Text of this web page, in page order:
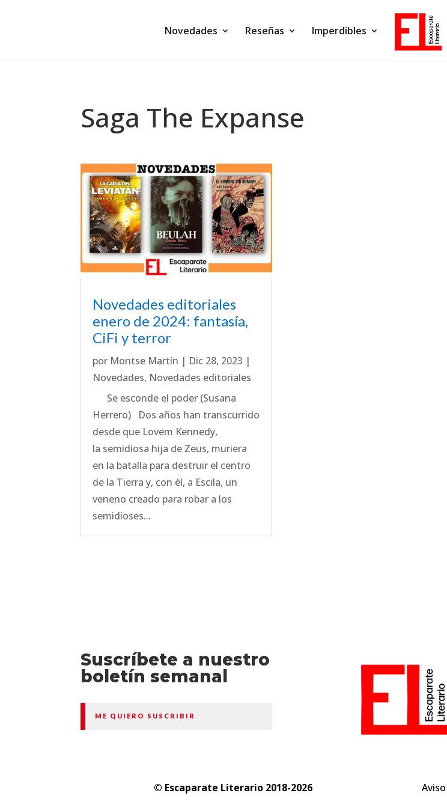
Novedades Reseñas Imperdibles
Saga The Expanse
Novedades editoriales
enero de 2024: fantasía,
CiFi y terror
por Montse Martín | Dic 28, 2023 |
Novedades, Novedades editoriales
Se esconde el poder (Susana
Herrero) Dos años han transcurrido
desde que Lovem Kennedy,
la semidiosa hija de Zeus, muriera
en la batalla para destruir el centro
de la Tierra y, con él, a Escila, un
veneno creado para robar a los
semidioses...
Suscríbete a nuestro
boletín semanal
ME QUIERO SUSCRIBIR
© Escaparate Literario 2018-2026